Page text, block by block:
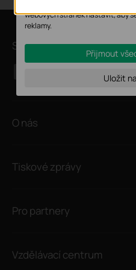
Sledujte nás
O nás
Tiskové zprávy
Pro partnery
Vzdělávací centrum
webových stránek nastavit, aby
reklamy.
Přijmout
Uložit